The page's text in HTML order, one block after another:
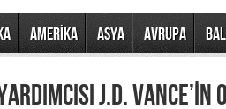
AMERİKA ASYA AVRUPA
J.D. VANCE’İN